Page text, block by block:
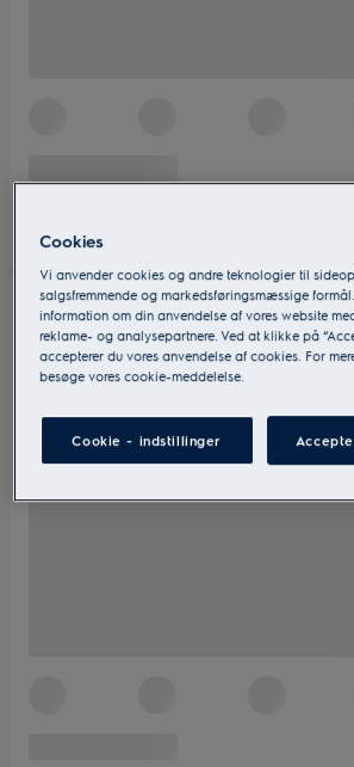
Cookies
Vi anvender cookies og andre teknologier til
salgsfremmende og markedsføringsmæssige
information om din anvendelse af vores website
reklame- og analysepartnere. Ved at klikke på
accepterer du vores anvendelse af cookies. For
besøge vores cookie-meddelelse.
Cookie - indstillinger